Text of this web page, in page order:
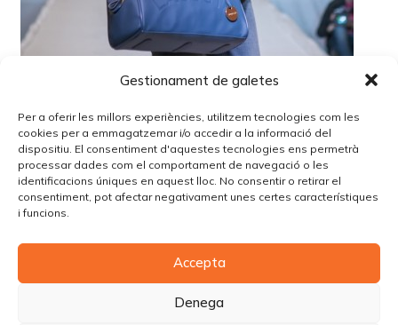
Gestionament de galetes
Per a oferir les millors experiències, utilitzem tecnologies com les
cookies per a emmagatzemar i/o accedir a la informació del
dispositiu. El consentiment d'aquestes tecnologies ens permetrà
processar dades com el comportament de navegació o les
identificacions úniques en aquest lloc. No consentir o retirar el
consentiment, pot afectar negativament unes certes característiques
i funcions.
Accepta
Denega
Lo siento, debes estarconectadopara publicar un
comentario.
© Copyright Piùbella Models Agency
Designed ByCreative Corner Agency
Política de cookies